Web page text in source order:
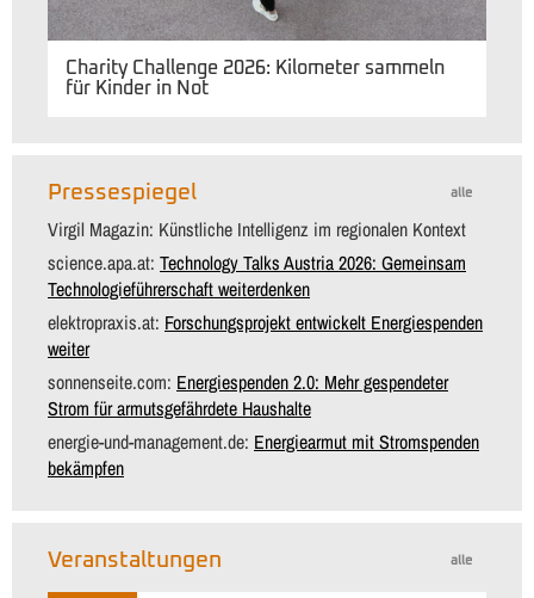
Charity Challenge 2026: Kilometer sammeln
für Kinder in Not
alle
Pressespiegel
Virgil Magazin: Künstliche Intelligenz im regionalen Kontext
science.apa.at: Technology Talks Austria 2026: Gemeinsam
Technologieführerschaft weiterdenken
elektropraxis.at: Forschungsprojekt entwickelt Energiespenden
weiter
sonnenseite.com: Energiespenden 2.0: Mehr gespendeter
Strom für armutsgefährdete Haushalte
energie-und-management.de: Energiearmut mit Stromspenden
bekämpfen
alle
Veranstaltungen